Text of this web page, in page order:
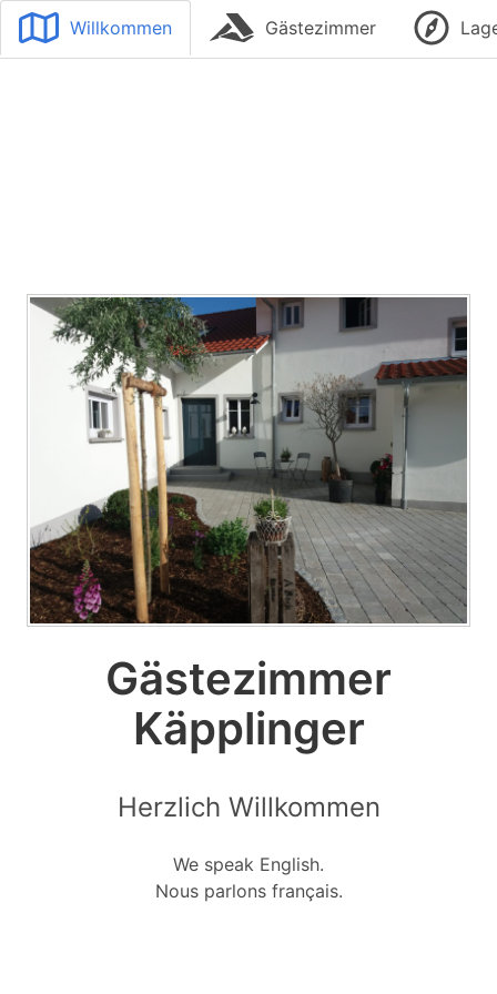
Willkommen Gästezimmer
Gästezimmer
Käpplinger
Herzlich Willkommen
We speak English.
Nous parlons français.